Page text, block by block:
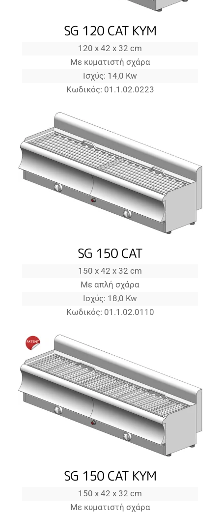
SG 120 CAT KYM
120 x 42 x 32 cm
Με κυματιστή σχάρα
Ισχύς: 14,0 Kw
Κωδικός: 01.1.02.0223
SG 150 CAT
150 x 42 x 32 cm
Με απλή σχάρα
Ισχύς: 18,0 Kw
Κωδικός: 01.1.02.0110
SG 150 CAT KYM
150 x 42 x 32 cm
Με κυματιστή σχάρα